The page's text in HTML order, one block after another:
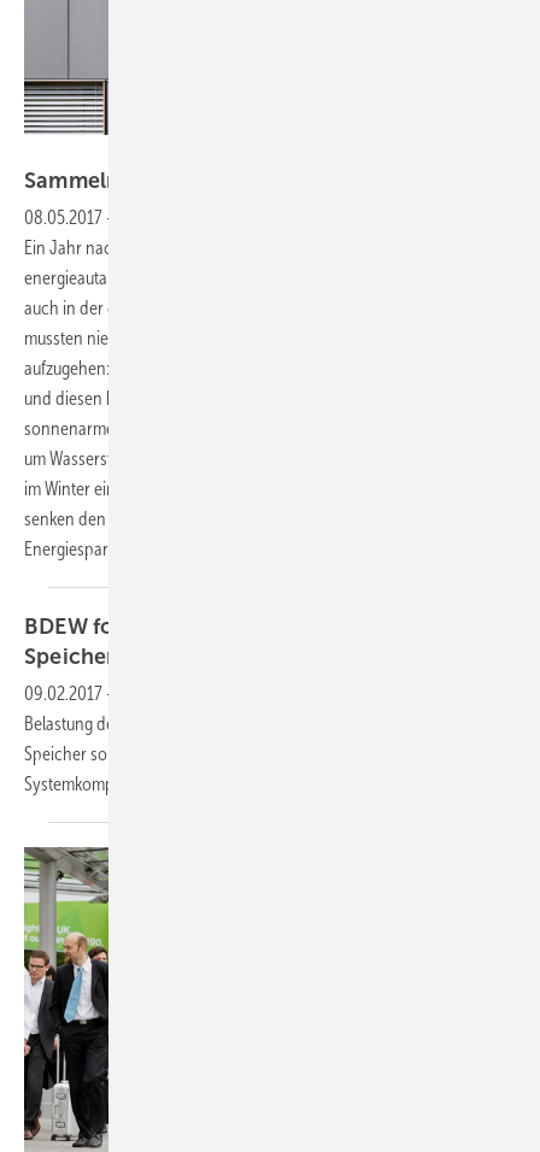
Sammeln, speichern,
08.05.2017 -
Ein Jahr nach dem Erstbezug zeigt sich: Die Bewohner des
energieautarken Mehrfamilienhauses in Brütten nahe Zürich hatten
auch in der dunklen und kalten Jahreszeit stets Strom und Licht und
mussten nie frieren. Das Konzept des Pilotprojekts scheint
aufzugehen: Mit PV auf Dach und an Fassade Solarstrom produzieren
und diesen kurzfristig direkt in Batteriespeichern bunkern. Für
sonnenarme Zeiten wird der sommerliche Stromüberschuss genutzt,
um Wasserstoff zu erzeugen und in Langzeitspeichern zu bunkern, der
im Winter eine Brennstoffzelle antreibt. Viele weitere Komponenten
senken den Energiebedarf und schaffen ein Bewusstsein fürs
Energiesparen.
BDEW fordert faire Rahmenbedingungen für
Speicher
09.02.2017 -
Belastung des Speicherstroms mit Netzentgelten zu beenden. Die
Speicher sollten nicht als Letztverbraucher, sondern als eigenständige
Systemkomponente eingestuft